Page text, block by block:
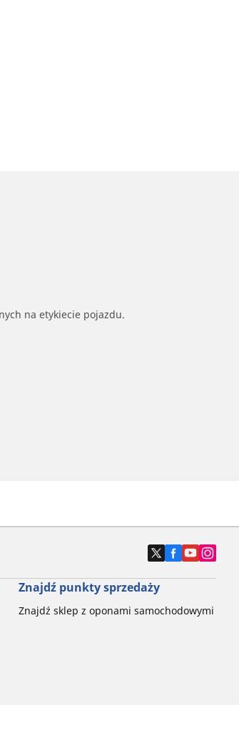
na etykiecie pojazdu.
Znajdź punkty sprzedaży
Znajdź sklep z oponami samochodowymi